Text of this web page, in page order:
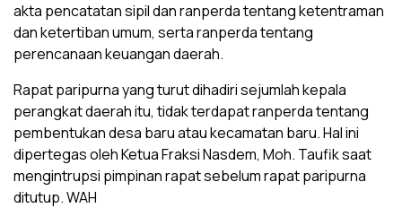
akta pencatatan sipil dan ranperda tentang ketentraman
dan ketertiban umum, serta ranperda tentang
perencanaan keuangan daerah.
Rapat paripurna yang turut dihadiri sejumlah kepala
perangkat daerah itu, tidak terdapat ranperda tentang
pembentukan desa baru atau kecamatan baru. Hal ini
dipertegas oleh Ketua Fraksi Nasdem, Moh. Taufik saat
mengintrupsi pimpinan rapat sebelum rapat paripurna
ditutup. WAH